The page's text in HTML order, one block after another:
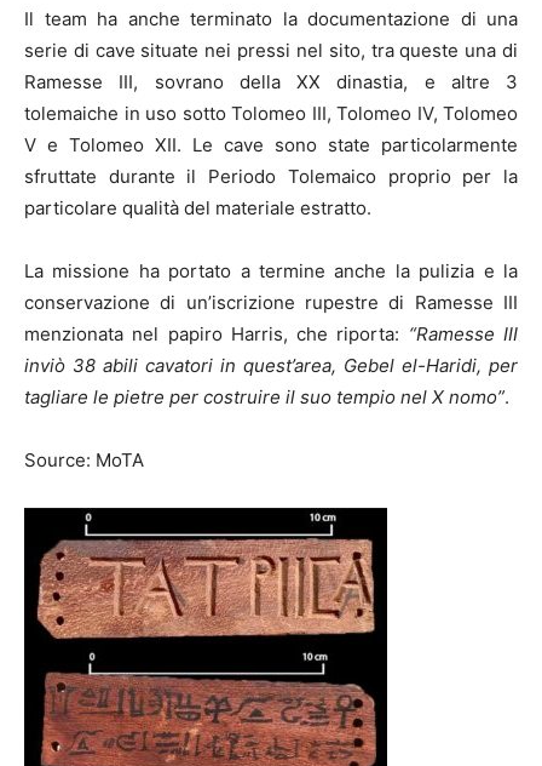
Il team ha anche terminato la documentazione di una
serie di cave situate nei pressi nel sito, tra queste una di
Ramesse III, sovrano della XX dinastia, e altre 3
tolemaiche in uso sotto Tolomeo III, Tolomeo IV, Tolomeo
V e Tolomeo XII. Le cave sono state particolarmente
sfruttate durante il Periodo Tolemaico proprio per la
particolare qualità del materiale estratto.
La missione ha portato a termine anche la pulizia e la
conservazione di un’iscrizione rupestre di Ramesse III
menzionata nel papiro Harris, che riporta: “Ramesse III
inviò 38 abili cavatori in quest’area, Gebel el-Haridi, per
tagliare le pietre per costruire il suo tempio nel X nomo”.
Source: MoTA